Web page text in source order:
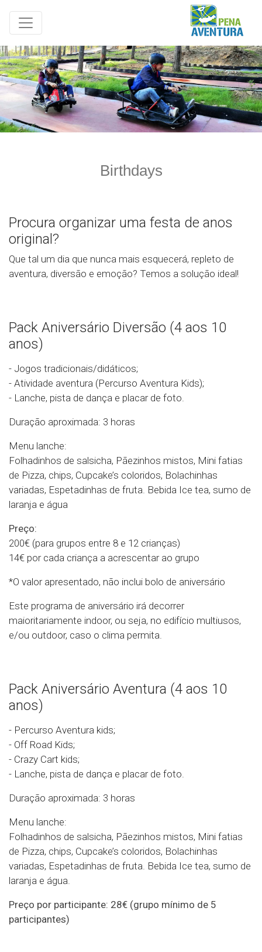
Birthdays
Procura organizar uma festa de anos
original?
Que tal um dia que nunca mais esquecerá, repleto de
aventura, diversão e emoção? Temos a solução ideal!
Pack Aniversário Diversão (4 aos 10
anos)
- Jogos tradicionais/didáticos;
- Atividade aventura (Percurso Aventura Kids);
- Lanche, pista de dança e placar de foto.
Duração aproximada: 3 horas
Menu lanche:
Folhadinhos de salsicha, Pãezinhos mistos, Mini fatias
de Pizza, chips, Cupcake’s coloridos, Bolachinhas
variadas, Espetadinhas de fruta. Bebida Ice tea, sumo de
laranja e água
Preço:
200€ (para grupos entre 8 e 12 crianças)
14€ por cada criança a acrescentar ao grupo
*O valor apresentado, não inclui bolo de aniversário
Este programa de aniversário irá decorrer
maioritariamente indoor, ou seja, no edifício multiusos,
e/ou outdoor, caso o clima permita.
Pack Aniversário Aventura (4 aos 10
anos)
- Percurso Aventura kids;
- Off Road Kids;
- Crazy Cart kids;
- Lanche, pista de dança e placar de foto.
Duração aproximada: 3 horas
Menu lanche:
Folhadinhos de salsicha, Pãezinhos mistos, Mini fatias
de Pizza, chips, Cupcake’s coloridos, Bolachinhas
variadas, Espetadinhas de fruta. Bebida Ice tea, sumo de
laranja e água.
Preço por participante: 28€ (grupo mínimo de 5
participantes)